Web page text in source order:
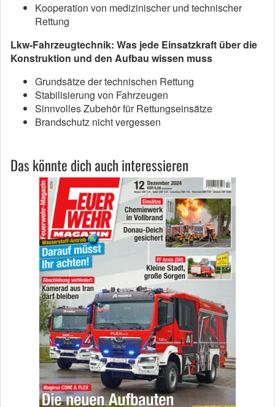
Kooperation von medizinischer und technischer
Rettung
Lkw-Fahrzeugtechnik: Was jede Einsatzkraft über die
Konstruktion und den Aufbau wissen muss
Grundsätze der technischen Rettung
Stabilisierung von Fahrzeugen
Sinnvolles Zubehör für Rettungseinsätze
Brandschutz nicht vergessen
Das könnte dich auch interessieren